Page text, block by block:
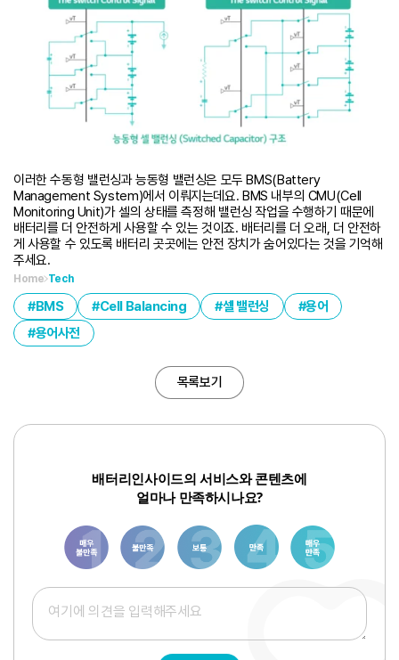
이러한 수동형 밸런싱과 능동형 밸런싱은 모두 BMS(Battery
Management System)에서 이뤄지는데요. BMS 내부의 CMU(Cell
Monitoring Unit)가 셀의 상태를 측정해 밸런싱 작업을 수행하기 때문에
배터리를 더 안전하게 사용할 수 있는 것이죠. 배터리를 더 오래, 더 안전하
게 사용할 수 있도록 배터리 곳곳에는 안전 장치가 숨어있다는 것을 기억해
주세요.
Home Tech
BMS Cell Balancing 셀 밸런싱
용어
용어사전
목록보기
배터리인사이드의 서비스와 콘텐츠에
얼마나 만족하시나요?
1 3 6 8 10